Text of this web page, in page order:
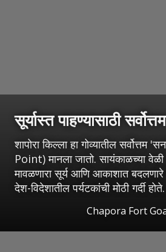
सूर्यास्त पाहण्यासाठी
शापोरा किल्ला हा गोव्यातील
Point) मानला जातो. सायंकाळच्या
मावळणारा सूर्य आणि आकाशात बदलणारे
देश-विदेशातील पर्यटकांची मोठी गर्दी होते.
Chapora Fort